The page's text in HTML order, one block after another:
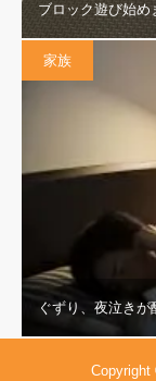
ブロック遊び始め
家族
ぐずり、夜泣き